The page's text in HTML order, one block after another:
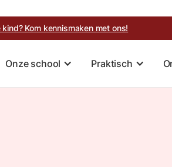
Kom kennismaken met ons!
Onze school Praktisch